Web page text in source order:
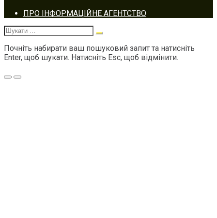
Footer
navigation
ПРО ІНФОРМАЦІЙНЕ АГЕНТСТВО
Шукати:
Почніть набирати ваш пошуковий запит та натисніть
Enter, щоб шукати. Натисніть Esc, щоб відмінити.
Меню